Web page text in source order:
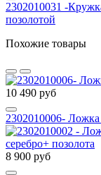
2302010031 -
позолотой
Похожие товары
10 490 руб
2302010006- Ложка
8 900 руб